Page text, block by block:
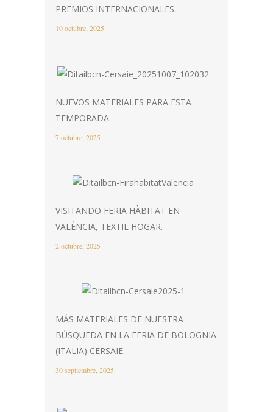
PREMIOS INTERNACIONALES.
10 octubre, 2025
NUEVOS MATERIALES PARA ESTA
TEMPORADA.
7 octubre, 2025
VISITANDO FERIA HÀBITAT EN
VALÈNCIA, TEXTIL HOGAR.
2 octubre, 2025
MÁS MATERIALES DE NUESTRA
BÚSQUEDA EN LA FERIA DE BOLOGNIA
(ITALIA) CERSAIE.
30 septiembre, 2025